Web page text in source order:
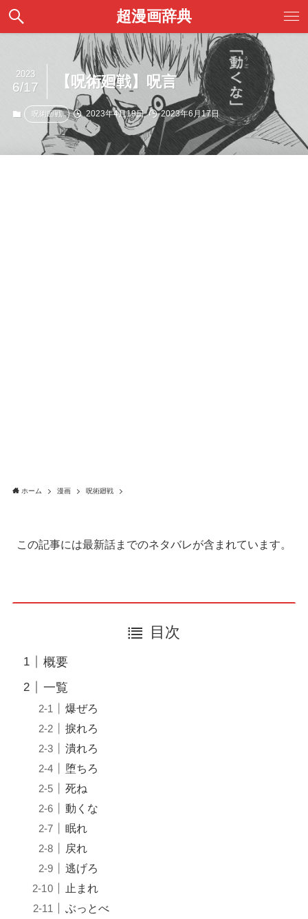
超漫画辞典
【呪術廻戦】呪言
2023
6/17
呪術廻戦 2023年4月19日 2023年6月17日
ホーム 漫画 呪術廻戦
この記事には最新話までのネタバレが含まれています。
目次
概要
一覧
爆ぜろ
捩れろ
潰れろ
堕ちろ
死ね
動くな
眠れ
戻れ
逃げろ
止まれ
ぶっとべ